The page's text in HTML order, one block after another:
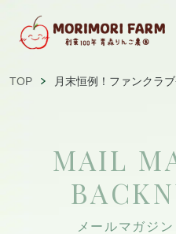
TOP 月末恒例！ファンクラ
MAIL
メールマガジ